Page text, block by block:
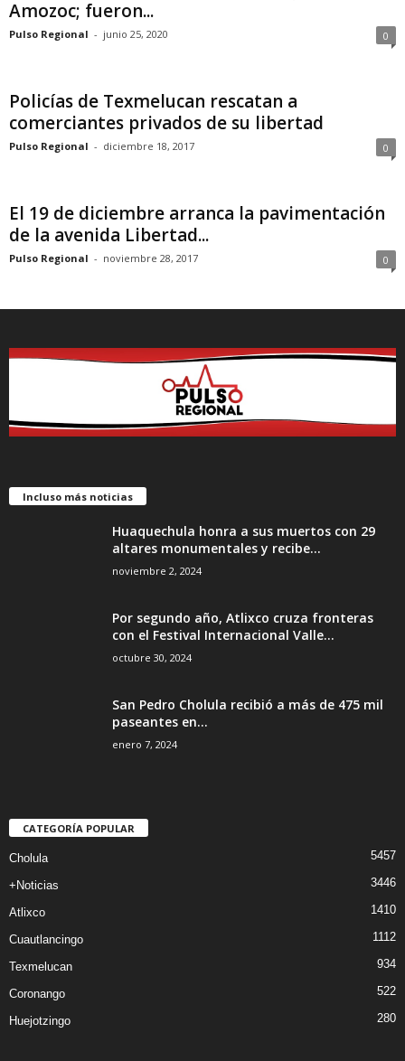
Amozoc; fueron...
Pulso Regional - junio 25, 2020 0
Policías de Texmelucan rescatan a
comerciantes privados de su libertad
Pulso Regional - diciembre 18, 2017 0
El 19 de diciembre arranca la pavimentación
de la avenida Libertad...
Pulso Regional - noviembre 28, 2017 0
Incluso más noticias
Huaquechula honra a sus muertos con 29
altares monumentales y recibe...
noviembre 2, 2024
Por segundo año, Atlixco cruza fronteras
con el Festival Internacional Valle...
octubre 30, 2024
San Pedro Cholula recibió a más de 475 mil
paseantes en...
enero 7, 2024
CATEGORÍA POPULAR
Cholula 5457
+Noticias 3446
Atlixco 1410
Cuautlancingo 1112
Texmelucan 934
Coronango 522
Huejotzingo 280